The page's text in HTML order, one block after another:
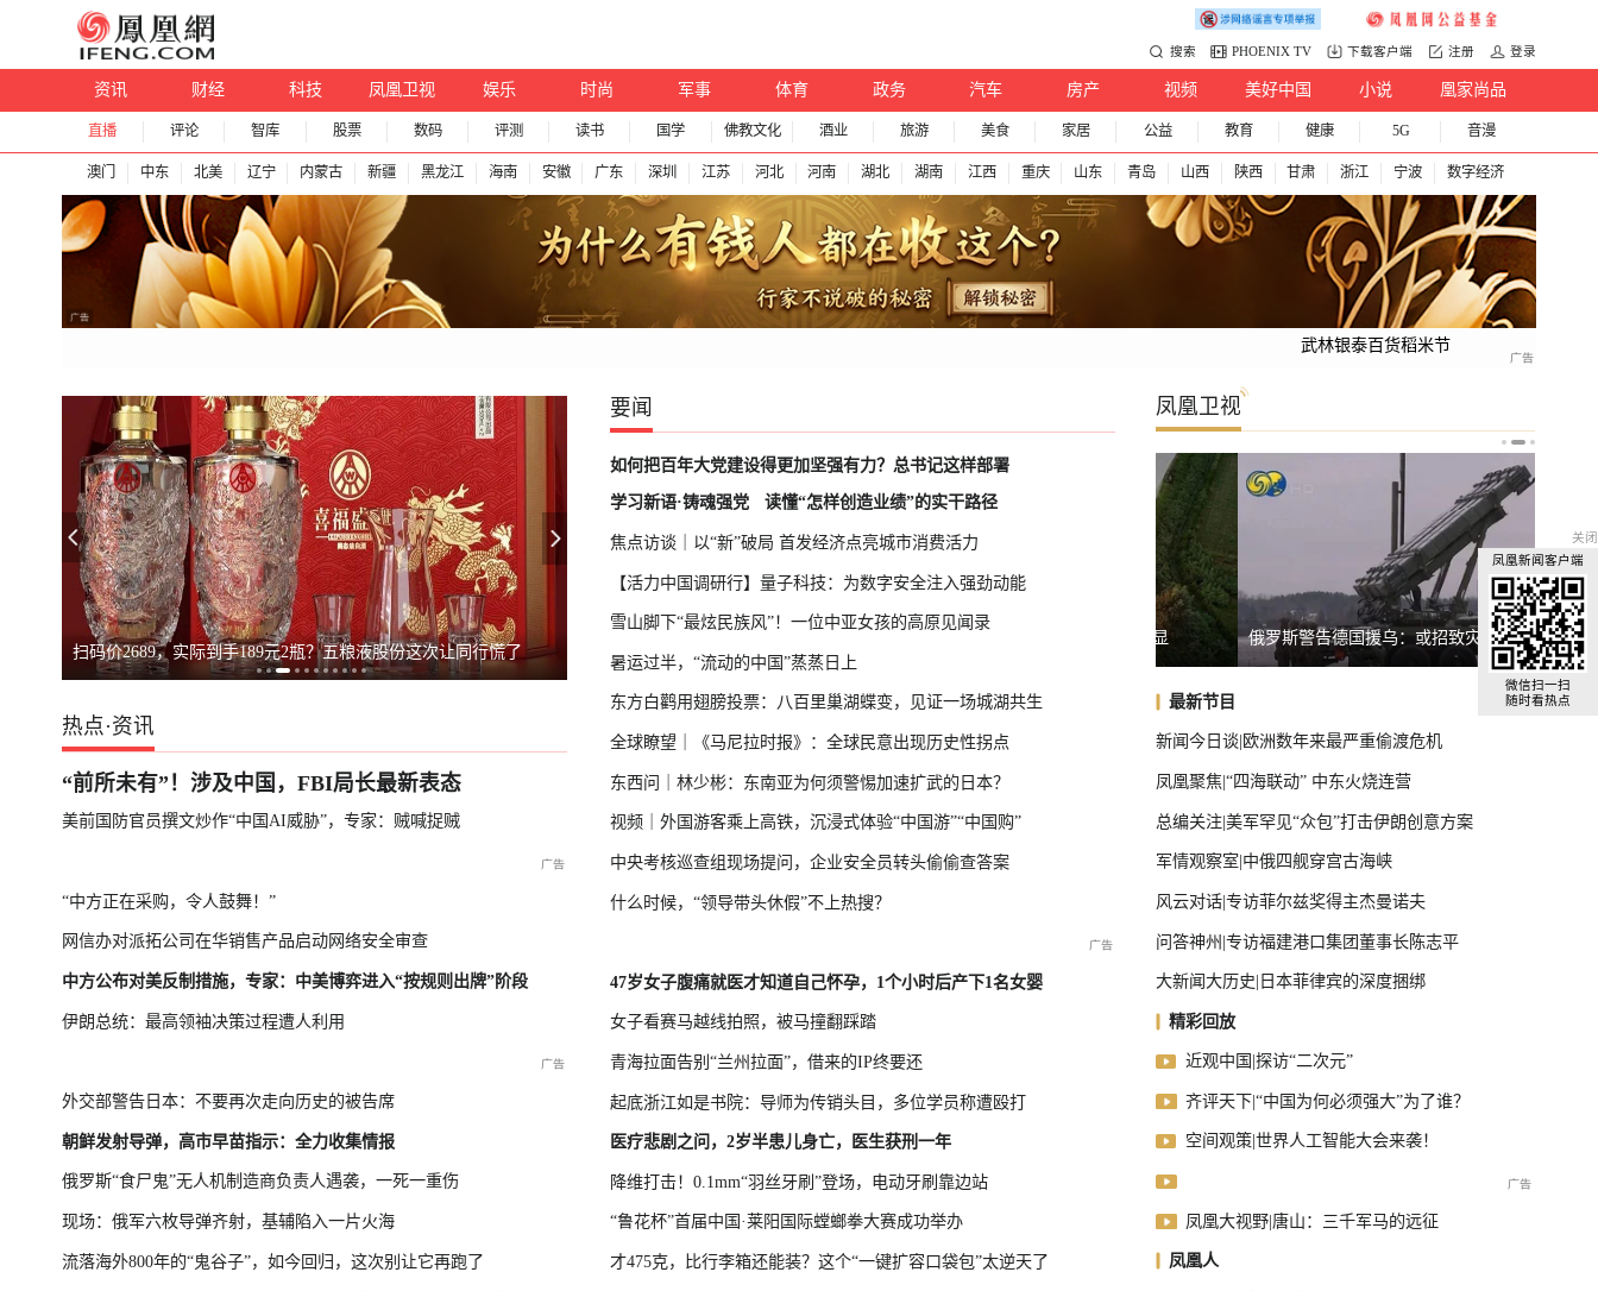
搜索 PHOENIX TV 下载客户端 注册 登录
资讯 财经 科技 凤凰卫视 娱乐 时尚 军事 体育 政务 汽车 房产 视频 美好中国 小说 凰家尚品
直播 评论 智库 股票 数码 评测 读书 国学 佛教文化 酒业 旅游 美食 家居 公益 教育 健康 5G 音漫
澳门 中东 北美 辽宁 内蒙古 新疆 黑龙江 海南 安徽 广东 深圳 江苏 河北 河南 湖北 湖南 江西 重庆 山东 青岛 山西 陕西 甘肃 浙江 宁波 数字经济
武林银泰百货稻米节
扫码价2689，实际到手189元2瓶？五粮液股份这次让同行慌了 国际足联主席首次公开道歉 全球汽车前十，中国占了三把椅子
热点 ·资讯
“前所未有”！涉及中国，FBI局长最新表态
美前国防官员撰文炒作“中国AI威胁”，专家：贼喊捉贼
“中方正在采购，令人鼓舞！”
网信办对派拓公司在华销售产品启动网络安全审查
中方公布对美反制措施，专家：中美博弈进入“按规则出牌”阶段
伊朗总统：最高领袖决策过程遭人利用
外交部警告日本：不要再次走向历史的被告席
朝鲜发射导弹，高市早苗指示：全力收集情报
俄罗斯“食尸鬼”无人机制造商负责人遇袭，一死一重伤
现场：俄军六枚导弹齐射，基辅陷入一片火海
流落海外800年的“鬼谷子”，如今回归，这次别让它再跑了
要闻
如何把百年大党建设得更加坚强有力？总书记这样部署
学习新语·铸魂强党
读懂“怎样创造业绩”的实干路径
焦点访谈｜以“新”破局 首发经济点亮城市消费活力
【活力中国调研行】量子科技：为数字安全注入强劲动能
雪山脚下“最炫民族风”！一位中亚女孩的高原见闻录
暑运过半，“流动的中国”蒸蒸日上
东方白鹳用翅膀投票：八百里巢湖蝶变，见证一场城湖共生
全球瞭望｜《马尼拉时报》：全球民意出现历史性拐点
东西问｜林少彬：东南亚为何须警惕加速扩武的日本？
视频｜外国游客乘上高铁，沉浸式体验“中国游”“中国购”
中央考核巡查组现场提问，企业安全员转头偷偷查答案
什么时候，“领导带头休假”不上热搜？
47岁女子腹痛就医才知道自己怀孕，1个小时后产下1名女婴
女子看赛马越线拍照，被马撞翻踩踏
青海拉面告别“兰州拉面”，借来的IP终要还
起底浙江如是书院：导师为传销头目，多位学员称遭殴打
医疗悲剧之问，2岁半患儿身亡，医生获刑一年
降维打击！0.1mm“羽丝牙刷”登场，电动牙刷靠边站
“鲁花杯”首届中国·莱阳国际螳螂拳大赛成功举办
才475克，比行李箱还能装？这个“一键扩容口袋包”太逆天了
凤凰卫视
台湾启动汉光演习，学者：制造紧张局势捞预算 俄罗斯警告德国援乌：或招致灾难性后果 台湾
最新节目
新闻今日谈|欧洲数年来最严重偷渡危机
凤凰聚焦|“四海联动” 中东火烧连营
总编关注|美军罕见“众包”打击伊朗创意方案
军情观察室|中俄四舰穿宫古海峡
风云对话|专访菲尔兹奖得主杰曼诺夫
问答神州|专访福建港口集团董事长陈志平
大新闻大历史|日本菲律宾的深度捆绑
精彩回放
近观中国|探访“二次元”
齐评天下|“中国为何必须强大”为了谁？
空间观策|世界人工智能大会来袭！
凤凰大视野|唐山：三千军马的远征
凤凰人
关闭
凤凰新闻客户端
微信扫一扫
随时看热点